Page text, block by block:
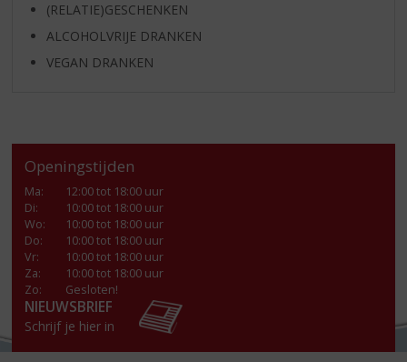
(RELATIE)GESCHENKEN
ALCOHOLVRIJE DRANKEN
VEGAN DRANKEN
Openingstijden
Ma:
12:00 tot 18:00 uur
Di:
10:00 tot 18:00 uur
Wo:
10:00 tot 18:00 uur
Do:
10:00 tot 18:00 uur
Vr:
10:00 tot 18:00 uur
Za:
10:00 tot 18:00 uur
Zo:
Gesloten!
NIEUWSBRIEF
Schrijf je hier in